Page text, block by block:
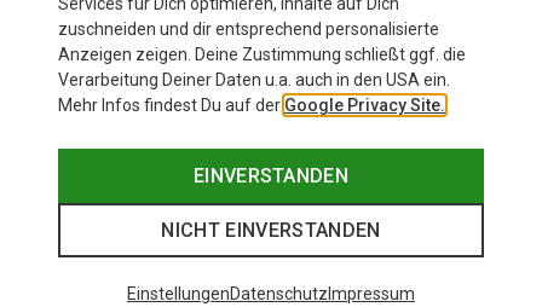
zuschneiden und dir entsprechend personalisierte
Anzeigen zeigen. Deine Zustimmung schließt ggf. die
Verarbeitung Deiner Daten u.a. auch in den USA ein.
Mehr Infos findest Du auf der Google Privacy Site.
EINVERSTANDEN
NICHT EINVERSTANDEN
EinstellungenDatenschutz Impressum